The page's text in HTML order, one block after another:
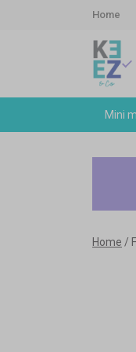
Home
Mini
Feetje
worldHome